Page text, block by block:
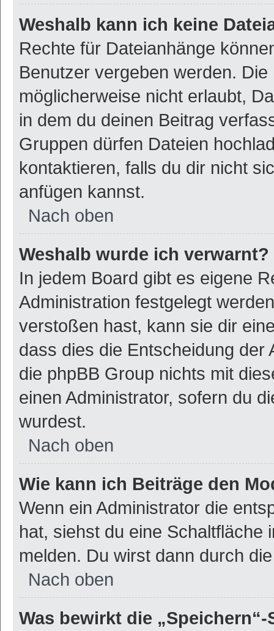
Weshalb kann ich keine
Rechte für Dateianhänge
Benutzer vergeben werden.
möglicherweise nicht erlaubt,
in dem du deinen Beitrag
Gruppen dürfen Dateien
kontaktieren, falls du dir nicht
anfügen kannst.
Nach oben
Weshalb wurde ich verwarnt?
In jedem Board gibt es eigene
Administration festgelegt
verstoßen hast, kann sie dir
dass dies die Entscheidung der
die phpBB Group nichts mit
einen Administrator, sofern du
wurdest.
Nach oben
Wie kann ich Beiträge den
Wenn ein Administrator die
hat, siehst du eine Schaltfläche
melden. Du wirst dann durch
Nach oben
Was bewirkt die